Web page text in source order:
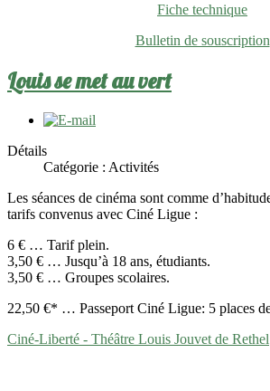
Fiche technique
Bulletin de souscription
Louis se met au vert
Détails
Catégorie : Activités
Les séances de cinéma sont comme
tarifs convenus avec Ciné Ligue :
6 € … Tarif plein.
3,50 € … Jusqu’à 18 ans, étudiants.
3,50 € … Groupes scolaires.
22,50 €* … Passeport Ciné Ligue: 5 places
Ciné-Liberté - Théâtre Louis Jouvet de Rethel